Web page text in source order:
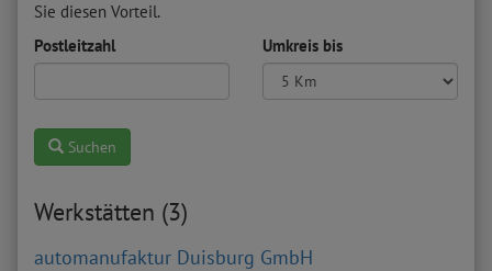
Sie diesen Vorteil.
Postleitzahl
Umkreis bis
Suchen
Werkstätten (3)
automanufaktur Duisburg GmbH